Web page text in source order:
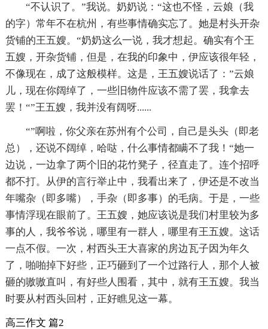
“不认识了。”我说。奶奶说：“这也不怪，云娘（我
的字）常年不在杭州，有些事情确实忘了。她是村头开杂
货铺的王五嫂。“奶奶这么一说，我才想起。确实有个王
五嫂，开杂货铺，但是，在我的印象中，伊应该很年轻，
不像现在，成了这般模样。这是，王五嫂说话了：”云娘
儿，现在你阔绰了，一些旧物件应该不需了罢，我拿去
罢！“”王五嫂，我并没有阔呀......
“”啊啦，你父亲在苏州有个公司，自己是头头（即老
总），还说不阔绰，哈哒，什么事情都瞒不了我！“她一
边说，一边拿了两个旧的花竹凳子，径直走了。连个招呼
都不打。从伊的言行举止中，我看出来了，伊还是不改当
年嘴杂（即多嘴），手杂（即多事）的毛病。于是，一些
事情浮现在眼前了。王五嫂，她应该说是我们村里较为多
事的人，我爷爷说，哪里有一群人，哪里有王五嫂。这话
一点不假。一次，村西头王大喜家的房边瓦子因为年久
了，啪啪掉下好些，正巧砸到了一个过路行人，那个人被
砸的嗷嗷直叫，有好些人围看，其中，就有王五嫂。我当
时要从村西头回村，正好瞧见这一幕。
高三作文 篇2